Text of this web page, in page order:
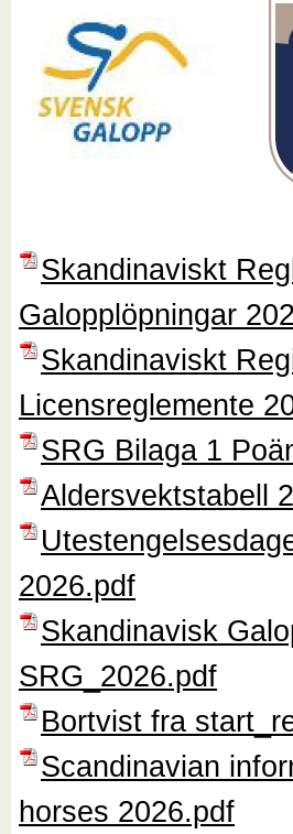
Skandinaviskt
Galopplöpningar
Skandinaviskt
Licensreglemente
SRG Bilaga 1
Aldersvektstabell
2026.pdf
Skandinavisk
SRG_2026.pdf
Bortvist fra
Scandinavian
horses 2026.pdf